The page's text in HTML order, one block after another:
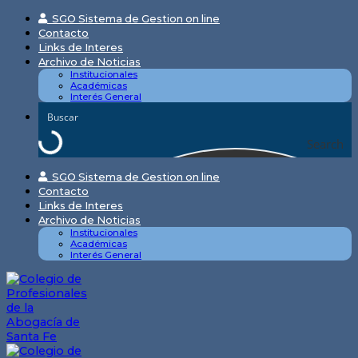
Skip
content
SGO Sistema de Gestion on line
Contacto
Links de Interes
Archivo de Noticias
Institucionales
Académicas
Interés General
Search
SGO Sistema de Gestion on line
Contacto
Links de Interes
Archivo de Noticias
Institucionales
Académicas
Interés General